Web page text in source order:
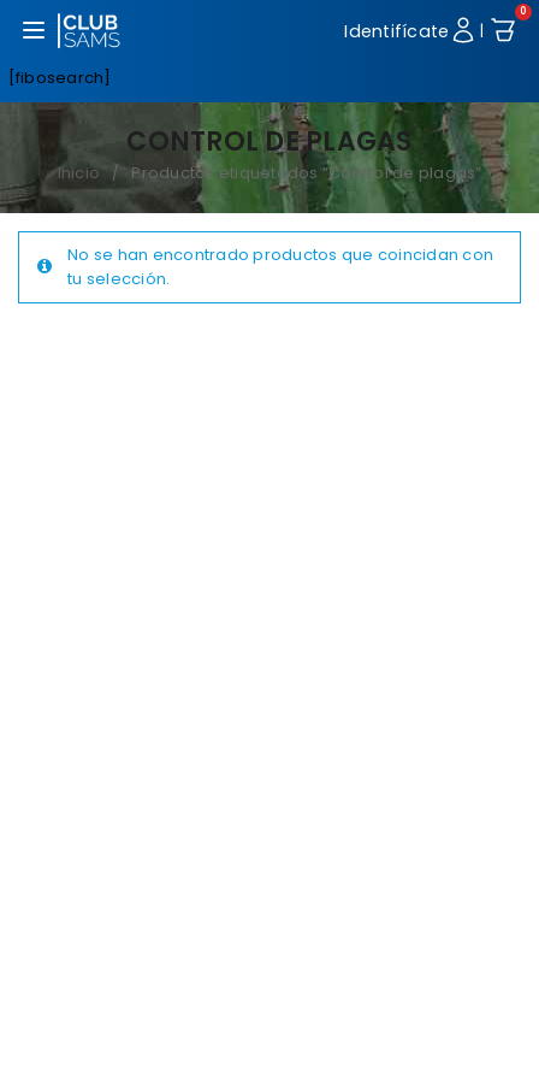
Abrir menú Identifícate |
0
[fibosearch]
CONTROL DE PLAGAS
Inicio / Productos etiquetados “Control de plagas”
No se han encontrado productos que coincidan con
tu selección.